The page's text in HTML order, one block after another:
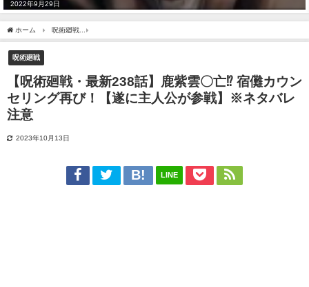
2022年9月29日
ホーム 呪術廻戦
呪術廻戦
【呪術廻戦・最新238話】鹿紫雲〇亡⁉ 宿儺カウン
セリング再び！【遂に主人公が参戦】※ネタバレ
注意
2023年10月13日
LINE